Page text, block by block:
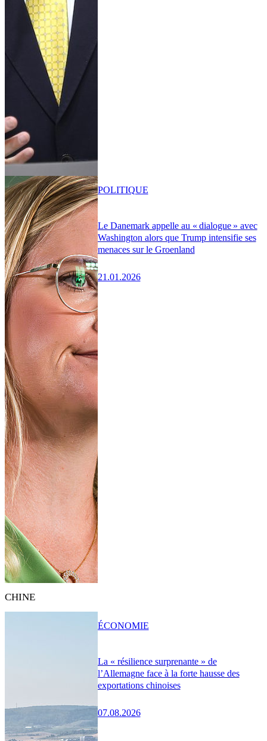
Le Danemark appelle au « dialogue » avec
Washington alors que Trump intensifie ses
menaces sur le Groenland
21.01.2026
POLITIQUE
CHINE
La « résilience surprenante » de
l’Allemagne face à la forte hausse des
exportations chinoises
07.08.2026
ÉCONOMIE